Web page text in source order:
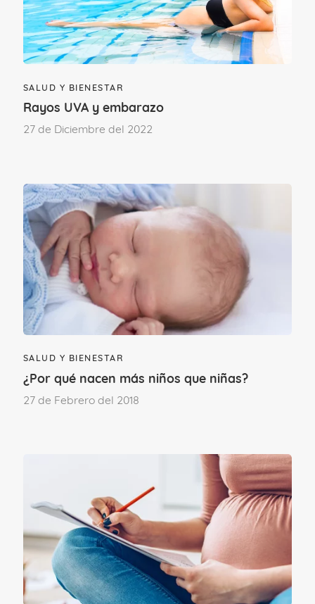
Deja un comentario
Si aún no formas parte del Club familias,
únete.
ÚNETE AL CLUB
SALUD Y BIENESTAR
Rayos UVA y embarazo
27 de Diciembre del 2022
SALUD Y BIENESTAR
¿Por qué nacen más niños que niñas?
27 de Febrero del 2018